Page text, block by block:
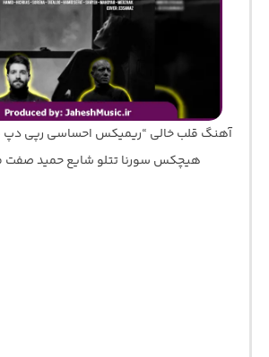
آهنگ قلب خالی “ریمیکس احساسی رپی دپ
هیچکس سورنا تتلو شایع حمید صفت